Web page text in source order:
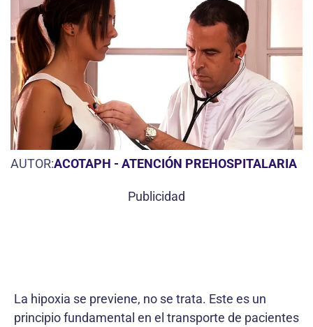
AUTOR:ACOTAPH - ATENCIÓN PREHOSPITALARIA
Publicidad
La hipoxia se previene, no se trata. Este es un
principio fundamental en el transporte de pacientes